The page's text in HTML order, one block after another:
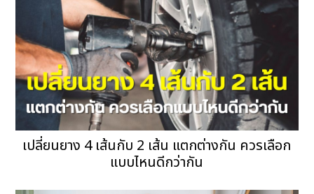
เปลี่ยนยาง 4 เส้นกับ 2 เส้น แตกต่างกัน ควรเลือก
แบบไหนดีกว่ากัน